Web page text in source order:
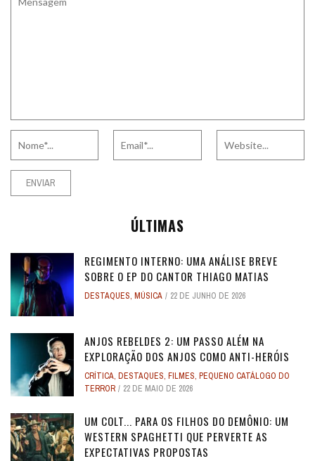
ÚLTIMAS
REGIMENTO INTERNO: UMA ANÁLISE BREVE
SOBRE O EP DO CANTOR THIAGO MATIAS
DESTAQUES, MÚSICA 22 DE JUNHO DE 2026
ANJOS REBELDES 2: UM PASSO ALÉM NA
EXPLORAÇÃO DOS ANJOS COMO ANTI-HERÓIS
CRÍTICA, DESTAQUES, FILMES, PEQUENO CATÁLOGO DO
TERROR
22 DE MAIO DE 2026
UM COLT... PARA OS FILHOS DO DEMÔNIO: UM
WESTERN SPAGHETTI QUE PERVERTE AS
EXPECTATIVAS PROPOSTAS